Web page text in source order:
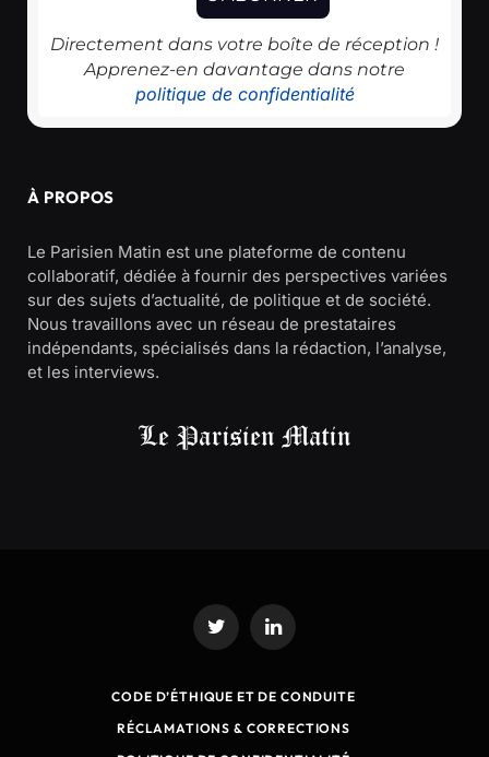
Directement dans votre boîte de réception !
Apprenez-en davantage dans notre
politique de confidentialité
À PROPOS
Le Parisien Matin est une plateforme de contenu
collaboratif, dédiée à fournir des perspectives variées
sur des sujets d’actualité, de politique et de société.
Nous travaillons avec un réseau de prestataires
indépendants, spécialisés dans la rédaction, l’analyse,
et les interviews.
Twitter LinkedIn
CODE D’ÉTHIQUE ET DE CONDUITE
RÉCLAMATIONS & CORRECTIONS